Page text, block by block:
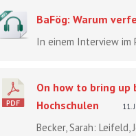
BaFög: Warum
In einem Interview im
On how to bring
Hochschulen
11.
Becker, Sarah: